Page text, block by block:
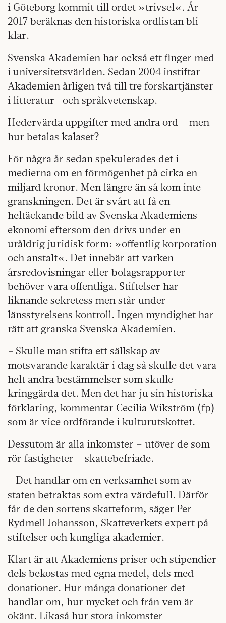
i Göteborg kommit till ordet »trivsel«. År
2017 beräknas den historiska ordlistan bli
klar.
Svenska Akademien har också ett finger med
i universitetsvärlden. Sedan 2004 instiftar
Akademien årligen två till tre forskartjänster
i litteratur- och språkvetenskap.
Hedervärda uppgifter med andra ord – men
hur betalas kalaset?
För några år sedan spekulerades det i
medierna om en förmögenhet på cirka en
miljard kronor. Men längre än så kom inte
granskningen. Det är svårt att få en
heltäckande bild av Svenska Akademiens
ekonomi eftersom den drivs under en
uråldrig juridisk form: »offentlig korporation
och anstalt«. Det innebär att varken
årsredovisningar eller bolagsrapporter
behöver vara offentliga. Stiftelser har
liknande sekretess men står under
länsstyrelsens kontroll. Ingen myndighet har
rätt att granska Svenska Akademien.
– Skulle man stifta ett sällskap av
motsvarande karaktär i dag så skulle det vara
helt andra bestämmelser som skulle
kringgärda det. Men det har ju sin historiska
förklaring, kommentar Cecilia Wikström (fp)
som är vice ordförande i kulturutskottet.
Dessutom är alla inkomster – utöver de som
rör fastigheter – skattebefriade.
– Det handlar om en verksamhet som av
staten betraktas som extra värdefull. Därför
får de den sortens skatteform, säger Per
Rydmell Johansson, Skatteverkets expert på
stiftelser och kungliga akademier.
Klart är att Akademiens priser och stipendier
dels bekostas med egna medel, dels med
donationer. Hur många donationer det
handlar om, hur mycket och från vem är
okänt. Likaså hur stora inkomster